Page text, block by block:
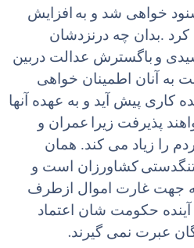
خواهی شد و به افزایش
.بدان چه درنزدشان
و باگسترش عدالت دربین
به آنان اطمینان خواهی
کاری پیش آید و به عهده آنها
پذیرفت زیرا
عمران و
را زیاد می کند. همان
کشاورزان است و
جهت غارت اموال ازطرف
آینده حکومت شان اعتماد
عبرت نمی گیرند.